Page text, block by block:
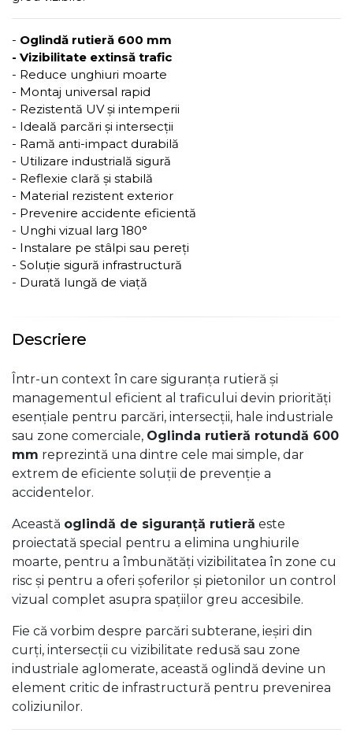
- Oglindă rutieră 600 mm
- Vizibilitate extinsă trafic
- Reduce unghiuri moarte
- Montaj universal rapid
- Rezistentă UV și intemperii
- Ideală parcări și intersecții
- Ramă anti-impact durabilă
- Utilizare industrială sigură
- Reflexie clară și stabilă
- Material rezistent exterior
- Prevenire accidente eficientă
- Unghi vizual larg 180°
- Instalare pe stâlpi sau pereți
- Soluție sigură infrastructură
- Durată lungă de viață
Descriere
Într-un context în care siguranța rutieră și
managementul eficient al traficului devin priorități
esențiale pentru parcări, intersecții, hale industriale
sau zone comerciale, Oglinda rutieră rotundă 600
mm reprezintă una dintre cele mai simple, dar
extrem de eficiente soluții de prevenție a
accidentelor.
Această oglindă de siguranță rutieră este
proiectată special pentru a elimina unghiurile
moarte, pentru a îmbunătăți vizibilitatea în zone cu
risc și pentru a oferi șoferilor și pietonilor un control
vizual complet asupra spațiilor greu accesibile.
Fie că vorbim despre parcări subterane, ieșiri din
curți, intersecții cu vizibilitate redusă sau zone
industriale aglomerate, această oglindă devine un
element critic de infrastructură pentru prevenirea
coliziunilor.